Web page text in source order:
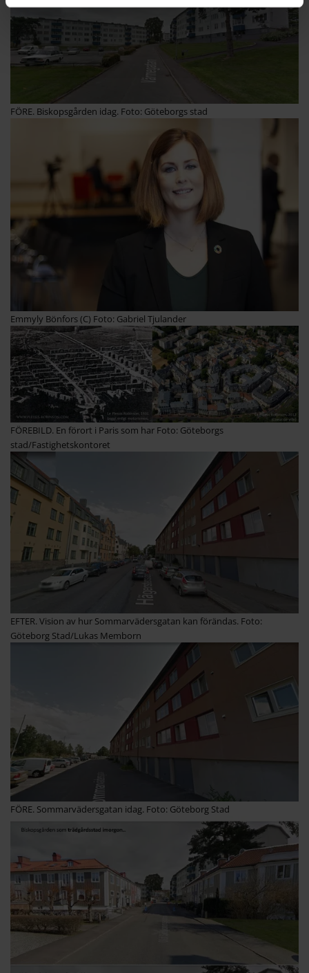
FÖRE. Biskopsgården idag. Foto: Göteborgs stad
Emmyly Bönfors (C) Foto: Gabriel Tjulander
FÖREBILD. En förort i Paris som har Foto: Göteborgs
stad/Fastighetskontoret
EFTER. Vision av hur Sommarvädersgatan kan förändas. Foto:
Göteborg Stad/Lukas Memborn
FÖRE. Sommarvädersgatan idag. Foto: Göteborg Stad